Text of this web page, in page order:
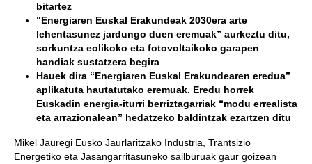
bitartez
“Energiaren Euskal Erakundeak 2030era arte
lehentasunez jardungo duen eremuak” aurkeztu ditu,
sorkuntza eolikoko eta fotovoltaikoko garapen
handiak sustatzera begira
Hauek dira “Energiaren Euskal Erakundearen eredua”
aplikatuta hautatutako eremuak. Eredu horrek
Euskadin energia-iturri berriztagarriak “modu errealista
eta arrazionalean” hedatzeko baldintzak ezartzen ditu
Mikel Jauregi Eusko Jaurlaritzako Industria, Trantsizio
Energetiko eta Jasangarritasuneko sailburuak gaur goizean